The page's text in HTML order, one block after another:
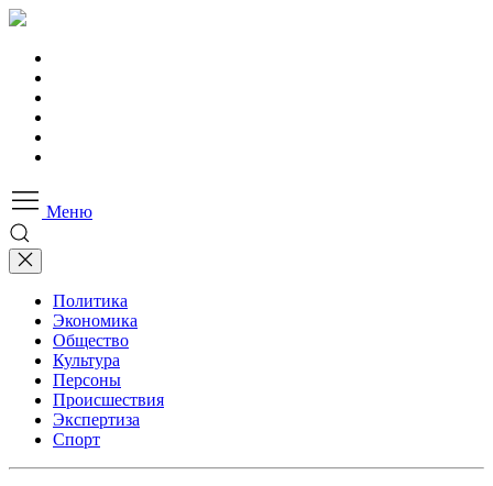
Меню
Политика
Экономика
Общество
Культура
Персоны
Происшествия
Экспертиза
Спорт